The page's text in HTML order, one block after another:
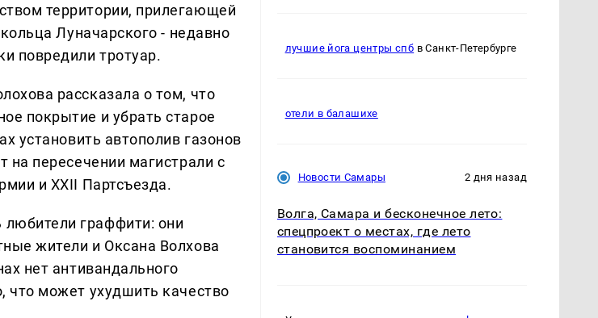
территории, прилегающей
Луначарского - недавно
повредили тротуар.
рассказала о том, что
покрытие и убрать старое
установить автополив газонов
на пересечении магистрали с
и XXII Партсъезда.
граффити: они
жители и Оксана Волхова
нет антивандального
что может ухудшить качество
лучшие йога центры спб в Санкт-Петербурге
отели в балашихе
Новости Самары 2 дня назад
Волга, Самара и бесконечное лето:
спецпроект о местах, где лето
становится воспоминанием